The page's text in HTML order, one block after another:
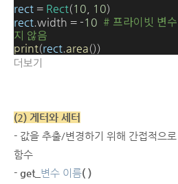
rect = Rect(10 10)
rect.width = -10 # 프라이빗 변
지 않음
print(rect.area())
더보기
(2) 게터와 세터
- 값을 추출/변경하기 위해 간접적으
함수
- get_ 변수 이름( )